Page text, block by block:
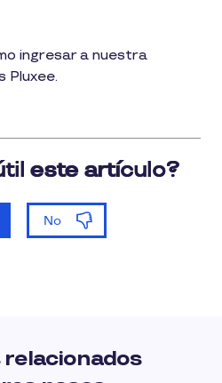
ingresar a nuestra